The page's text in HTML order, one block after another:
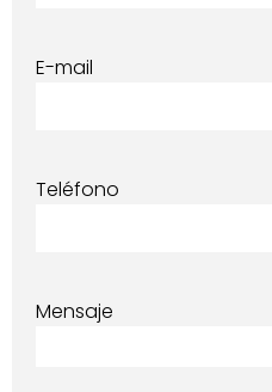
E-mail
Teléfono
Mensaje